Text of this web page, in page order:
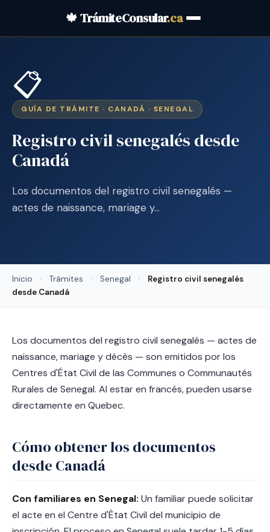
🍁 TrámiteConsular.ca
📋
GUÍA DE TRÁMITE · CANADÁ · SENEGAL
Registro civil senegalés desde
Canadá
Los documentos del registro civil senegalés —
actes de naissance, mariage y…
Inicio › Trámites › Senegal ›
Registro civil senegalés
desde Canadá
Los documentos del registro civil senegalés — actes de
naissance, mariage y décès — son emitidos por los
Centres d'État Civil de las Communes o Communautés
Rurales de Senegal. Al estar en francés, pueden usarse
directamente en Quebec.
Cómo obtener los documentos
desde Canadá
Con familiares en Senegal: Un familiar puede solicitar
el acte en el Centre d'État Civil del municipio de